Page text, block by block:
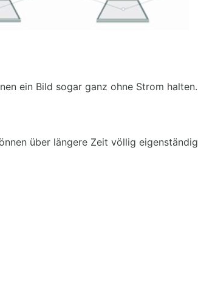
ein Bild sogar ganz ohne Strom
über längere Zeit völlig